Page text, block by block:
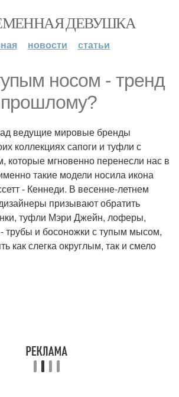
ДЕВУШКА
новости статьи
носом - тренд
ведущие мировые бренды
коллекциях сапоги и туфли с
которые мгновенно перенесли нас в
такие модели носила икона
- Кеннеди. В весенне-летнем
призывают обратить
туфли Мэри Джейн, лоферы,
- трубы и босоножки с тупым мысом,
как слегка округлым, так и смело